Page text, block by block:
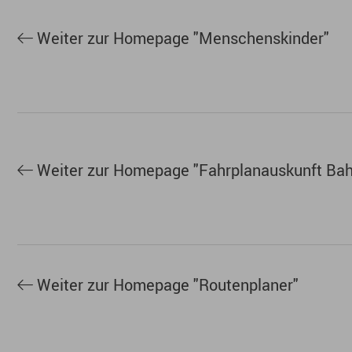
Weiter zur Homepage "Menschenskinder"
Weiter zur Homepage "Fahrplanauskunft
Weiter zur Homepage "Routenplaner"